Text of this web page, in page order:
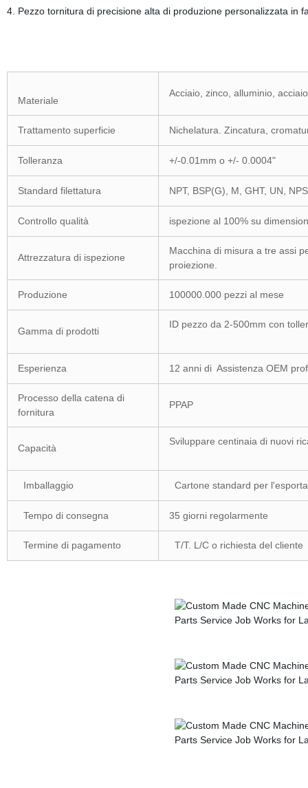
4. Pezzo tornitura di precisione alta di produzione personalizzata in
Materiale
Acciaio, zinco, alluminio,
Trattamento superficie Nichelatura. Zincatura,
Tolleranza +/-0.01mm o +/- 0.0004"
Standard filettatura NPT, BSP(G), M, GHT, UN,
Controllo qualità ispezione al 100% su
Attrezzatura di ispezione
Macchina di misura a tre assi
proiezione.
Produzione 100000.000 pezzi al mese
Gamma di prodotti
ID pezzo da 2-500mm
Esperienza 12 anni di Assistenza OEM
Processo della catena di
fornitura
PPAP
Capacità
Sviluppare centinaia
Imballaggio Cartone standard per
Tempo di consegna 35 giorni regolarmente
Termine di pagamento T/T. L/C o richiesta del cliente